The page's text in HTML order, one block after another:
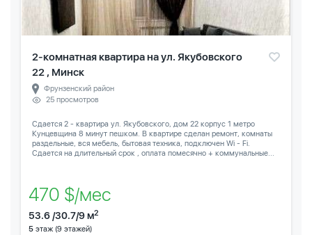
2-комнатная квартира на ул. Якубовского
22 , Минск
Фрунзенский район
25 просмотров
Сдается 2 - квартира ул. Якубовского, дом 22 корпус 1 метро
Кунцевщина 8 минут пешком. В квартире сделан ремонт, комнаты
раздельные, вся мебель, бытовая техника, подключен Wi - Fi.
Сдается на длительный срок , оплата помесячно + коммунальные...
470 $/мес
53.6 /30.7/9 м2
5 этаж (9 этажей)